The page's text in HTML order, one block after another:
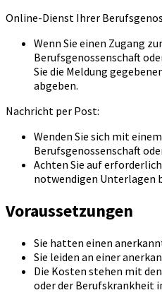
Online-Dienst Ihrer
Wenn Sie einen Zugang
Berufsgenossenschaft
Sie die Meldung
abgeben.
Nachricht per Post:
Wenden Sie sich mit
Berufsgenossenschaft
Achten Sie auf
notwendigen Unterlagen
Voraussetzungen
Sie hatten einen
Sie leiden an einer
Die Kosten stehen mit
oder der Berufskrankheit